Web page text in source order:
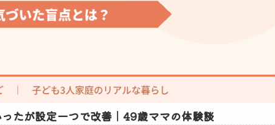
たが設定一つで改善｜49歳ママの体験談